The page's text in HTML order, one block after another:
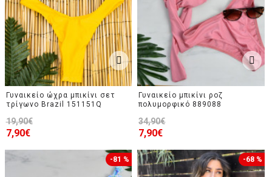
Γυναικείο ώχρα μπικίνι σετ
τρίγωνο Brazil 151151Q
7,90€
19,90€
Γυναικείο μπικίνι ροζ
πολυμορφικό 889088
7,90€
34,90€
-81 % -68 %